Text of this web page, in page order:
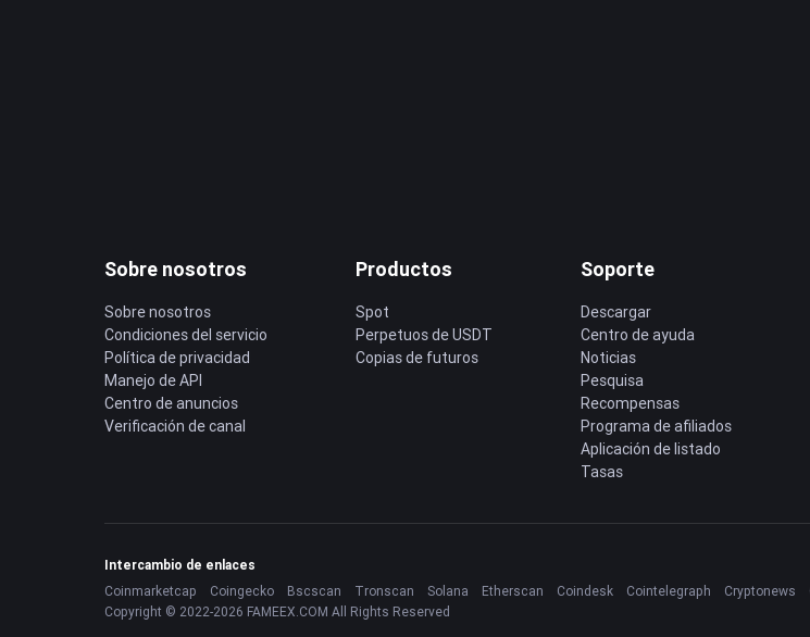
Sobre nosotros
Sobre nosotros
Condiciones del servicio
Política de privacidad
Manejo de API
Centro de anuncios
Verificación de canal
Productos
Spot
Perpetuos de USDT
Copias de futuros
Soporte
Descargar
Centro de ayuda
Noticias
Pesquisa
Recompensas
Programa de afiliados
Aplicación de listado
Tasas
Intercambio de enlaces
Coinmarketcap
Coingecko Bscscan Tronscan Solana Etherscan Coindesk Cointelegraph Cryptonews
Copyright © 2022-2026 FAMEEX.COM All Rights Reserved